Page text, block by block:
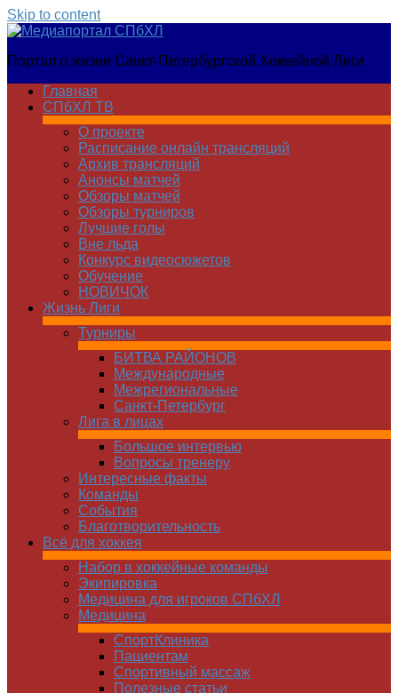
Skip to content
Медиапортал
Портал о жизни Санкт-Петербургской Хоккейной Лиги
Главная
СПбХЛ ТВ
О проекте
Расписание онлайн трансляций
Архив трансляций
Анонсы матчей
Обзоры матчей
Обзоры турниров
Лучшие голы
Вне льда
Конкурс видеосюжетов
Обучение
НОВИЧОК
Жизнь Лиги
Турниры
БИТВА РАЙОНОВ
Международные
Межрегиональные
Санкт-Петербург
Лига в лицах
Большое интервью
Вопросы тренеру
Интересные факты
Команды
Cобытия
Благотворительность
Всё для хоккея
Набор в хоккейные команды
Экипировка
Медицина для игроков СПбХЛ
Медицина
СпортКлиника
Пациентам
Спортивный массаж
Полезные статьи